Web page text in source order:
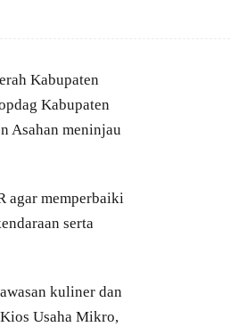
Kabupaten
Kabupaten
Asahan meninjau
agar memperbaiki
serta
kuliner dan
Usaha Mikro,